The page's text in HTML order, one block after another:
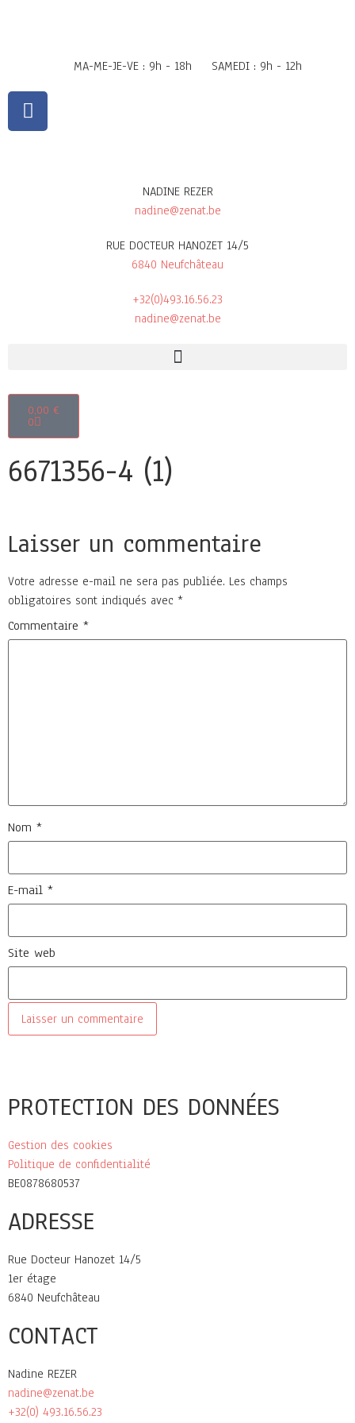
MA-ME-JE-VE : 9h - 18h SAMEDI : 9h - 12h
NADINE REZER
nadine@zenat.be
RUE DOCTEUR HANOZET 14/5
6840 Neufchâteau
+32(0)493.16.56.23
nadine@zenat.be
0,00 €
0
6671356-4 (1)
Laisser un commentaire
Votre adresse e-mail ne sera pas publiée. Les champs
obligatoires sont indiqués avec *
Commentaire *
Nom *
E-mail *
Site web
PROTECTION DES DONNÉES
Gestion des cookies
Politique de confidentialité
BE0878680537
ADRESSE
Rue Docteur Hanozet 14/5
1er étage
6840 Neufchâteau
CONTACT
Nadine REZER
nadine@zenat.be
+32(0) 493.16.56.23